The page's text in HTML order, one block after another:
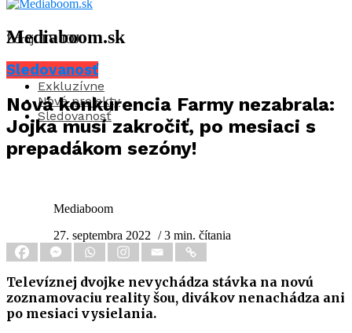
Mediaboom.sk
Aktuality
Exkluzívne
Nové projekty
Sledovanosť
Zdroj: TV JOJ
Sledovanosť
Nová konkurencia Farmy nezabrala:
Jojka musí zakročiť, po mesiaci s
prepadákom sezóny!
Mediaboom
27. septembra 2022 / 3 min. čítania
Televíznej dvojke nevychádza stávka na novú
zoznamovaciu reality šou, divákov nenachádza ani
po mesiaci vysielania.